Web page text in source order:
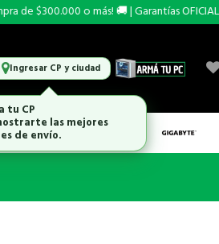
$300.000 o más! 🚚 | Garantías OFICIALES🔒
Ingresar CP y ciudad